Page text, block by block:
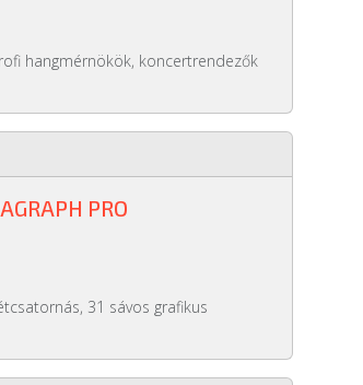
hangmérnökök, koncertrendezők
PRO
31 sávos grafikus